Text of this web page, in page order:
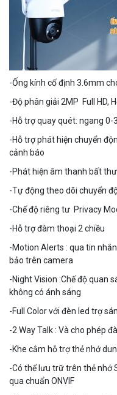
-Ống kính cố định 3.6mm
-Độ phân giải 2MP Full HD,
-Hỗ trợ quay quét: ngang 0-
-Hỗ trợ phát hiện chuyển
cảnh báo
-Phát hiện âm thanh bất
-Tự động theo dõi chuyển
-Chế độ riêng tư Privacy
-Hỗ trợ đàm thoại 2 chiều
-Motion Alerts : qua tin
bảo trên camera
-Night Vision :Chế độ quan
không có ánh sáng
-Full Color với đèn led trợ
-2 Way Talk : Và cho phép
-Khe cắm hỗ trợ thẻ nhớ
-Có thể lưu trữ trên thẻ nhớ
qua chuẩn ONVIF
Đèn năng lượng mặt
Liên hệ
560.000 đ